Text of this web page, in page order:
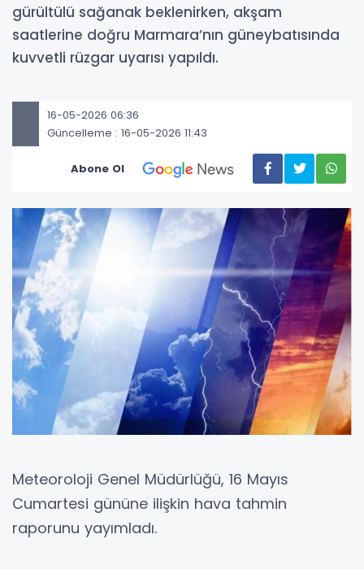
gürültülü sağanak beklenirken, akşam
saatlerine doğru Marmara’nın güneybatısında
kuvvetli rüzgar uyarısı yapıldı.
16-05-2026 06:36
Güncelleme : 16-05-2026 11:43
Abone Ol
Meteoroloji Genel Müdürlüğü, 16 Mayıs
Cumartesi gününe ilişkin hava tahmin
raporunu yayımladı.